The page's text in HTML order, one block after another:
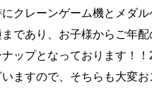
クレーンゲーム機とメダ
であり、お子様からご年
ップとなっております！
ますので、そちらも大変お